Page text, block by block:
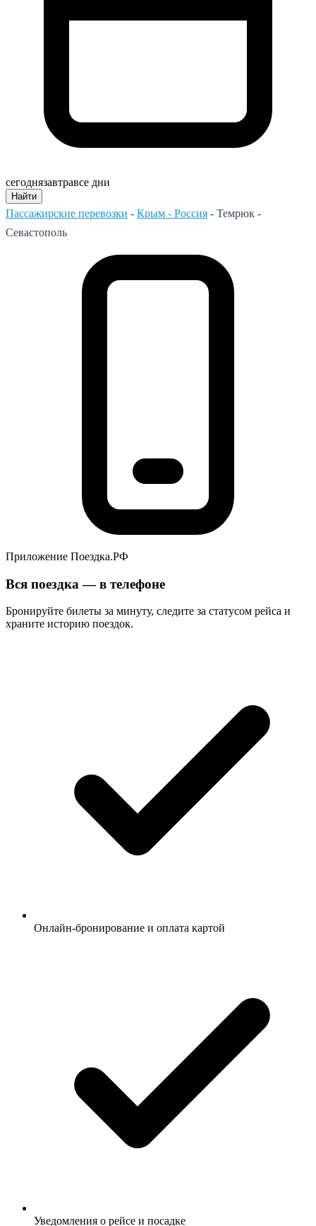
сегоднязавтравсе дни
Найти
Пассажирские перевозки - Крым - Россия - Темрюк -
Севастополь
Приложение Поездка.РФ
Вся поездка — в телефоне
Бронируйте билеты за минуту, следите за статусом рейса и
храните историю поездок.
Онлайн-бронирование и оплата картой
Уведомления о рейсе и посадке